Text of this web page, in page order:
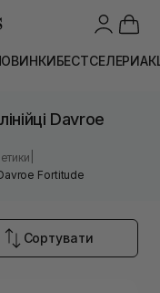
БЕСТСЕЛЕРИ
Davroe
Davroe Fortitude
Сортувати